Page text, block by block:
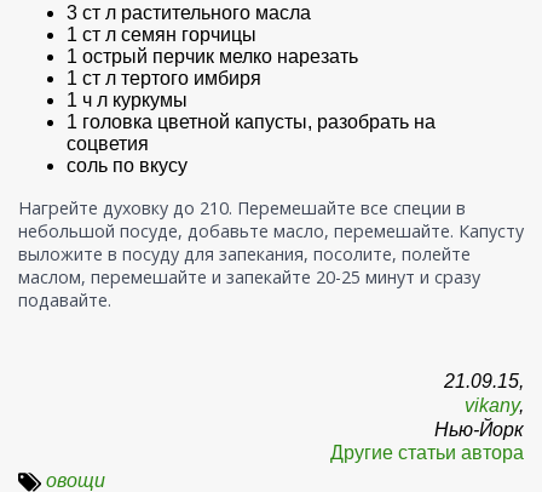
3 ст л растительного масла
1 ст л семян горчицы
1 острый перчик мелко нарезать
1 ст л тертого имбиря
1 ч л куркумы
1 головка цветной капусты, разобрать на
соцветия
соль по вкусу
Нагрейте духовку до 210. Перемешайте все специи в
небольшой посуде, добавьте масло, перемешайте. Капусту
выложите в посуду для запекания, посолите, полейте
маслом, перемешайте и запекайте 20-25 минут и сразу
подавайте.
21.09.15,
vikany,
Нью-Йорк
Другие статьи автора
овощи